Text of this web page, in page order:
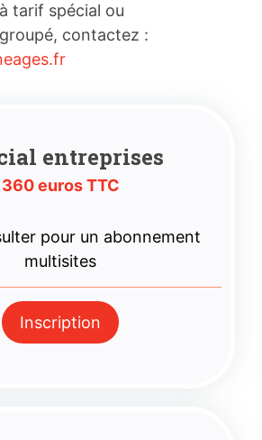
tarif spécial ou
contactez :
entreprises
360 euros TTC
pour un abonnement
multisites
Inscription